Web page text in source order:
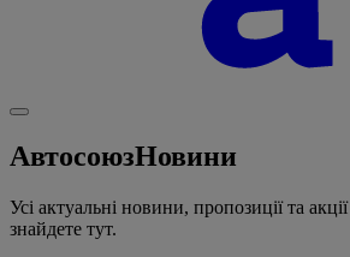
АвтосоюзНовини
Усі актуальні новини, пропозиції та
знайдете тут.